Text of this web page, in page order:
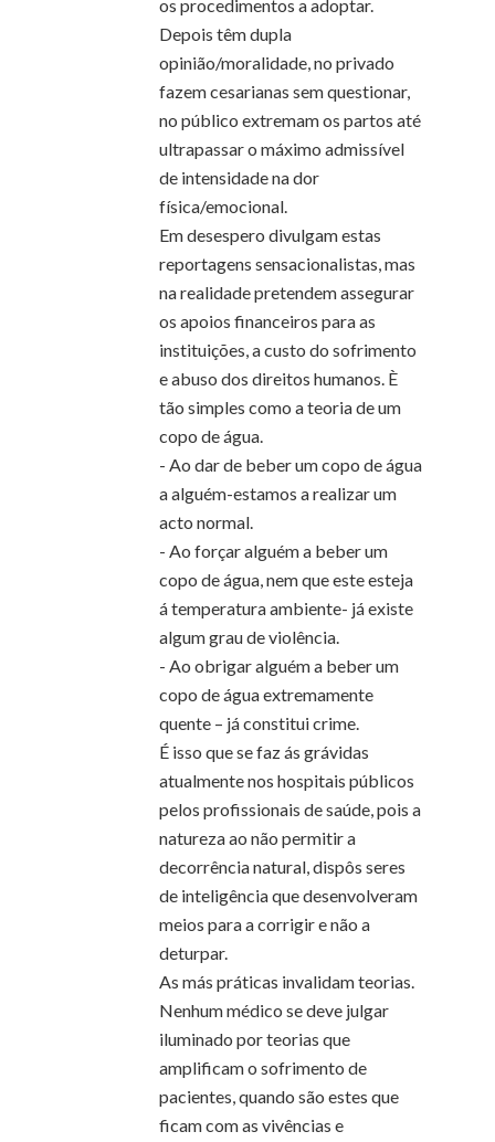
os procedimentos a adoptar.
Depois têm dupla
opinião/moralidade, no privado
fazem cesarianas sem questionar,
no público extremam os partos até
ultrapassar o máximo admissível
de intensidade na dor
física/emocional.
Em desespero divulgam estas
reportagens sensacionalistas, mas
na realidade pretendem assegurar
os apoios financeiros para as
instituições, a custo do sofrimento
e abuso dos direitos humanos. È
tão simples como a teoria de um
copo de água.
- Ao dar de beber um copo de água
a alguém-estamos a realizar um
acto normal.
- Ao forçar alguém a beber um
copo de água, nem que este esteja
á temperatura ambiente- já existe
algum grau de violência.
- Ao obrigar alguém a beber um
copo de água extremamente
quente – já constitui crime.
É isso que se faz ás grávidas
atualmente nos hospitais públicos
pelos profissionais de saúde, pois a
natureza ao não permitir a
decorrência natural, dispôs seres
de inteligência que desenvolveram
meios para a corrigir e não a
deturpar.
As más práticas invalidam teorias.
Nenhum médico se deve julgar
iluminado por teorias que
amplificam o sofrimento de
pacientes, quando são estes que
ficam com as vivências e